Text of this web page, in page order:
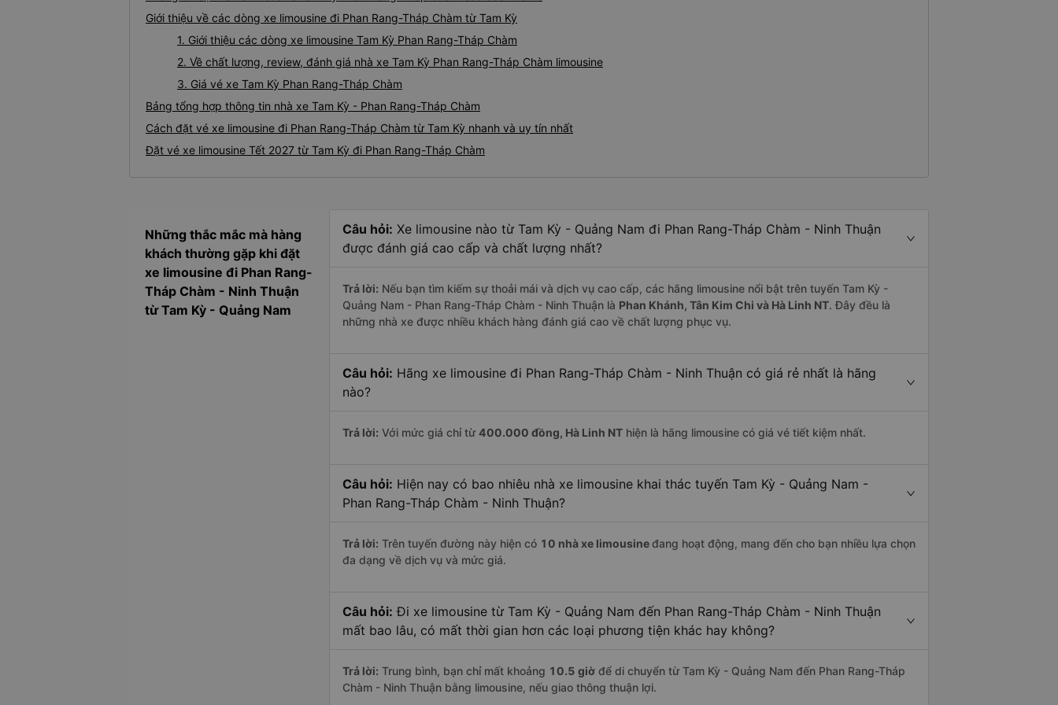
Giới thiệu về các dòng xe limousine đi Phan Rang-Tháp Chàm từ Tam Kỳ
1. Giới thiệu các dòng xe limousine Tam Kỳ Phan Rang-Tháp Chàm
2. Về chất lượng, review, đánh giá nhà xe Tam Kỳ Phan Rang-Tháp Chàm limousine
3. Giá vé xe Tam Kỳ Phan Rang-Tháp Chàm
Bảng tổng hợp thông tin nhà xe Tam Kỳ - Phan Rang-Tháp Chàm
Cách đặt vé xe limousine đi Phan Rang-Tháp Chàm từ Tam Kỳ nhanh và uy tín nhất
Đặt vé xe limousine Tết 2027 từ Tam Kỳ đi Phan Rang-Tháp Chàm
Những thắc mắc mà hàng
khách thường gặp khi đặt
xe limousine đi Phan Rang-
Tháp Chàm - Ninh Thuận
từ Tam Kỳ - Quảng Nam
Câu hỏi: Xe limousine nào từ Tam Kỳ - Quảng Nam đi Phan Rang-Tháp Chàm - Ninh Thuận
được đánh giá cao cấp và chất lượng nhất?
Trả lời: Nếu bạn tìm kiếm sự thoải mái và dịch vụ cao cấp, các hãng limousine nổi bật trên tuyến Tam Kỳ -
Quảng Nam - Phan Rang-Tháp Chàm - Ninh Thuận là Phan Khánh, Tân Kim Chi và Hà Linh NT. Đây đều là
những nhà xe được nhiều khách hàng đánh giá cao về chất lượng phục vụ.
Câu hỏi: Hãng xe limousine đi Phan Rang-Tháp Chàm - Ninh Thuận có giá rẻ nhất là hãng
nào?
Trả lời: Với mức giá chỉ từ400.000 đồng, Hà Linh NT hiện là hãng limousine có giá vé tiết kiệm nhất.
Câu hỏi: Hiện nay có bao nhiêu nhà xe limousine khai thác tuyến Tam Kỳ - Quảng Nam -
Phan Rang-Tháp Chàm - Ninh Thuận?
Trả lời: Trên tuyến đường này hiện có 10 nhà xe limousineđang hoạt động, mang đến cho bạn nhiều lựa chọn
đa dạng về dịch vụ và mức giá.
Câu hỏi: Đi xe limousine từ Tam Kỳ - Quảng Nam đến Phan Rang-Tháp Chàm - Ninh Thuận
mất bao lâu, có mất thời gian hơn các loại phương tiện khác hay không?
Trả lời: Trung bình, bạn chỉ mất khoảng 10.5 giờ để di chuyển từ Tam Kỳ - Quảng Nam đến Phan Rang-Tháp
Chàm - Ninh Thuận bằng limousine, nếu giao thông thuận lợi.